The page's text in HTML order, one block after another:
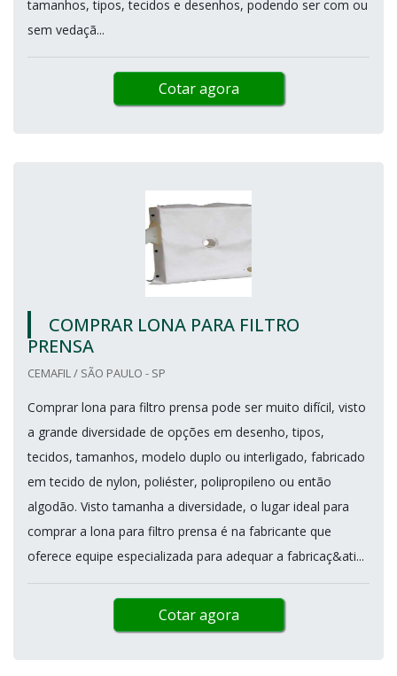
tamanhos, tipos, tecidos e desenhos, podendo ser com ou
sem vedaçã...
Cotar agora
COMPRAR LONA PARA FILTRO
PRENSA
CEMAFIL / SÃO PAULO - SP
Comprar lona para filtro prensa pode ser muito difícil, visto
a grande diversidade de opções em desenho, tipos,
tecidos, tamanhos, modelo duplo ou interligado, fabricado
em tecido de nylon, poliéster, polipropileno ou então
algodão. Visto tamanha a diversidade, o lugar ideal para
comprar a lona para filtro prensa é na fabricante que
oferece equipe especializada para adequar a fabricaç&ati...
Cotar agora